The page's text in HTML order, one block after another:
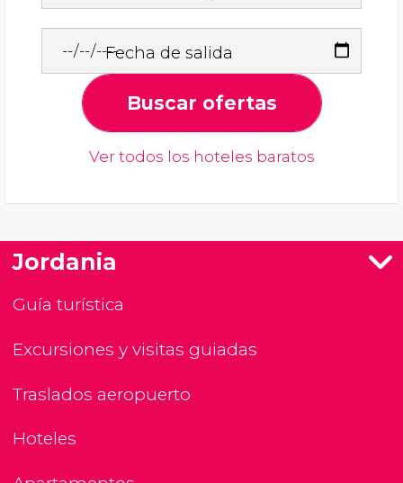
Fecha de salida
Buscar ofertas
Ver todos los hoteles baratos
Jordania
Guía turística
Excursiones y visitas guiadas
Traslados aeropuerto
Hoteles